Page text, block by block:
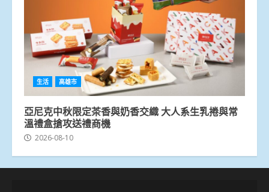
生活 高雄市
亞尼克中秋限定茶香與奶香交織 大人系生乳捲與常
溫禮盒搶攻送禮商機
2026-08-10